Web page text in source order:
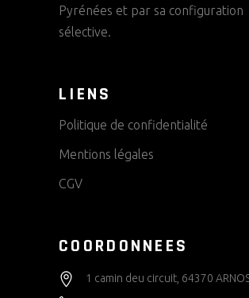
Pyrénées et par sa configuration
sélective.
LIENS
Politique de confidentialité
Mentions légales
CGV
COORDONNEES
1 camin deu circuit, 64370